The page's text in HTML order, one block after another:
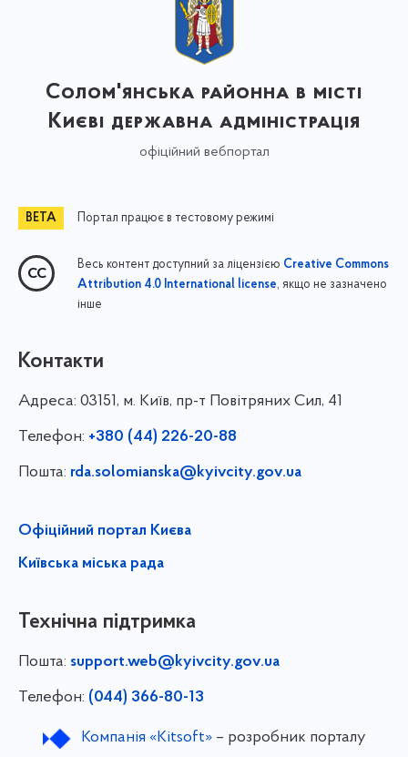
Солом'янська районна в місті
Києві державна адміністрація
офіційний вебпортал
Портал працює в тестовому режимі
Весь контент доступний за ліцензією Creative Commons
Attribution 4.0 International license, якщо не зазначено
інше
Контакти
Адреса: 03151, м. Київ, пр-т Повітряних Сил, 41
Телефон: +380 (44) 226-20-88
Пошта: rda.solomianska@kyivcity.gov.ua
Офіційний портал Києва
Київська міська рада
Технічна підтримка
Пошта: support.web@kyivcity.gov.ua
Телефон: (044) 366-80-13
Компанія «Kitsoft»– розробник порталу